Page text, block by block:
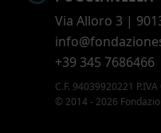
Via Alloro 3 |
+39 345 7686466
C.F. 94039920221
© 2014 - 2026